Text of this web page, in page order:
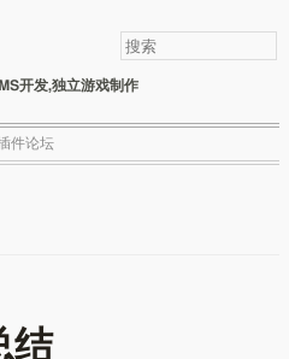
开发,独立游戏制作
件论坛
结